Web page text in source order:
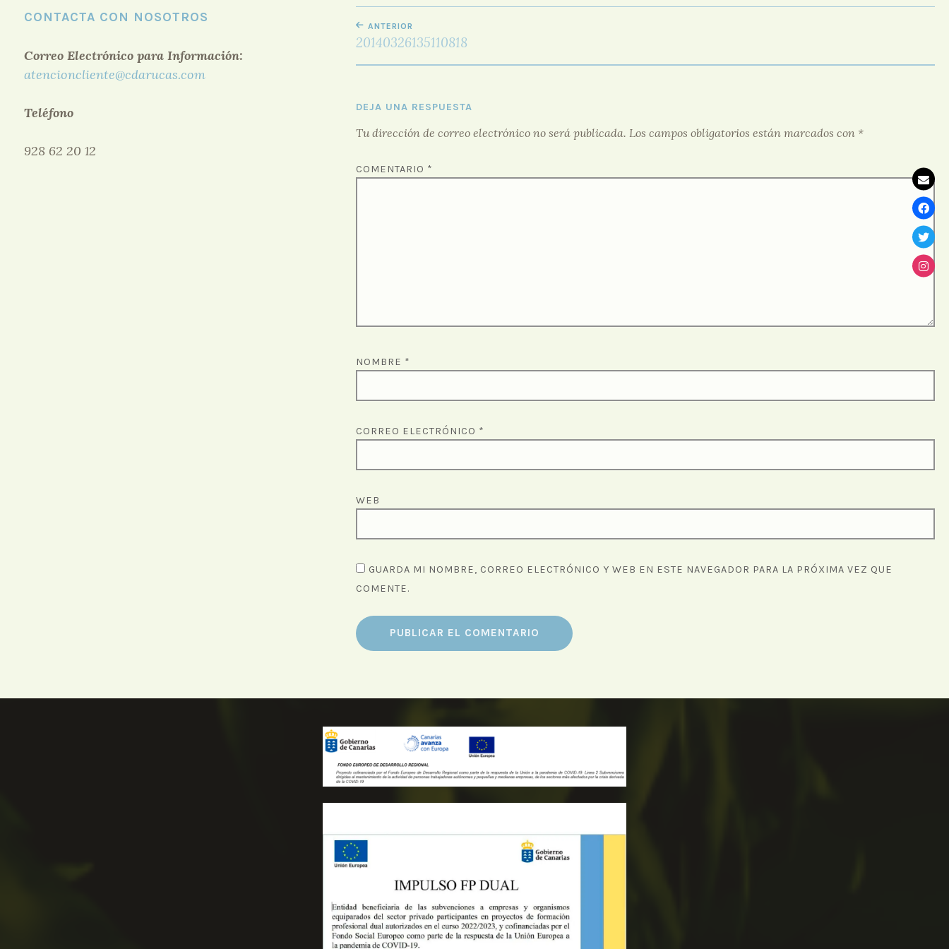
NAVEGACIÓN
DE
ENTRADAS
ANTERIOR
20140326135110818
DEJA UNA RESPUESTA
Tu dirección de correo electrónico no será publicada. Los campos obligatorios están marcados con *
COMENTARIO *
NOMBRE *
CORREO ELECTRÓNICO *
WEB
GUARDA MI NOMBRE, CORREO ELECTRÓNICO Y WEB EN ESTE NAVEGADOR PARA LA PRÓXIMA VEZ QUE
COMENTE.
CONTACTA CON NOSOTROS
Correo Electrónico para Información:
atencioncliente@cdarucas.com
Teléfono
928 62 20 12